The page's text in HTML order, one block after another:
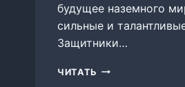
будущее наземного
сильные и
Защитники…
ЧИТАТЬ ЧЕТЫРЕ